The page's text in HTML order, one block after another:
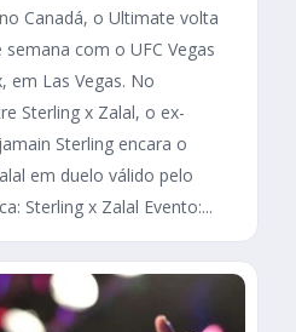
Canadá, o Ultimate volta
com o UFC Vegas
em Las Vegas. No
Sterling x Zalal, o ex-
Sterling encara o
em duelo válido pelo
Sterling x Zalal Evento:...